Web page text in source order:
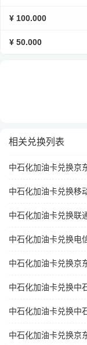
¥ 100.000
¥ 50.000
相关兑换列表
中石化加油卡兑换京
中石化加油卡兑换移
中石化加油卡兑换联
中石化加油卡兑换电
中石化加油卡兑换京
中石化加油卡兑换中
中石化加油卡兑换中
中石化加油卡兑换京